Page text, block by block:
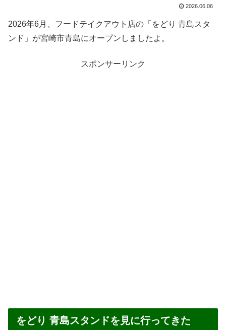
2026.06.06
2026年6月、フードテイクアウト店の「をどり 青島スタ
ンド」が宮崎市青島にオープンしましたよ。
スポンサーリンク
をどり 青島スタンドを見に行ってきた